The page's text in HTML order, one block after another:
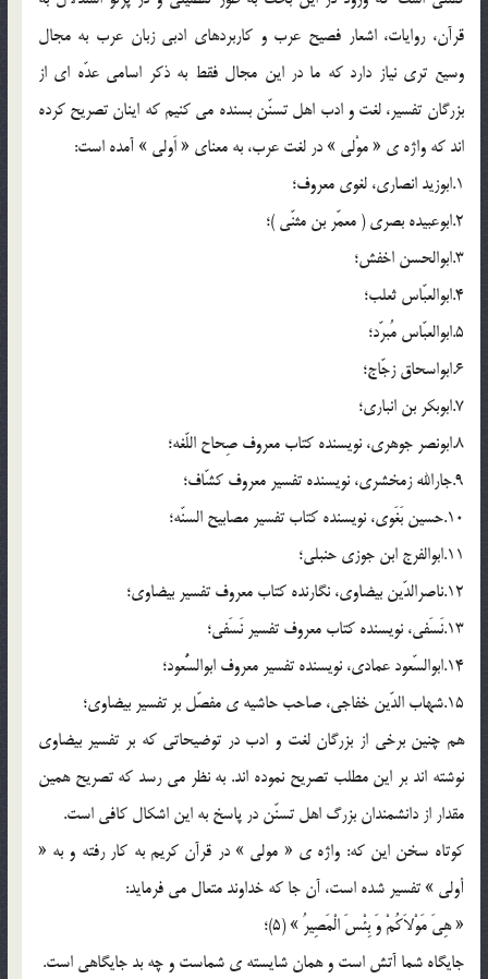
قرآن، روايات، اشعار فصيح عرب و كاربردهاي ادبي زبان عرب به مجال
وسيع تري نياز دارد كه ما در اين مجال فقط به ذكر اسامي عدّه اي از
بزرگان تفسير، لغت و ادب اهل تسنّن بسنده مي كنيم كه اينان تصريح كرده
اند كه واژه ي « موْلي » در لغت عرب، به معناي « اَولي » آمده است:
1.ابوزيد انصاري، لغوي معروف؛
2.ابوعبيده بصري ( معمّر بن مثنّي‌ )؛
3.ابوالحسن اخفش؛
4.ابوالعبّاس ثعلب؛
5.ابوالعبّاس مُبرّد؛
6.ابواسحاق زجّاج؛
7.ابوبكر بن انباري؛
8.ابونصر جوهري، نويسنده كتاب معروف صِحاح اللّغه؛
9.جارالله زمخشري، نويسنده تفسير معروف كشّاف؛
10.حسين بَغَوي، نويسنده كتاب تفسير مصابيح السنّه؛
11.ابوالفرج ابن جوزي حنبلي؛
12.ناصرالدّين بيضاوي، نگارنده كتاب معروف تفسير بيضاوي؛
13.نَسَفي، نويسنده كتاب معروف تفسير نَسَفي؛
14.ابوالسّعود عمادي، نويسنده تفسير معروف ابوالسُّعود؛
15.شهاب الدّين خفاجي، صاحب حاشيه ي مفصّل بر تفسير بيضاوي؛
هم چنين برخي از بزرگان لغت و ادب در توضيحاتي كه بر تفسير بيضاوي
نوشته اند بر اين مطلب تصريح نموده اند. به نظر مي رسد كه تصريح همين
مقدار از دانشمندان بزرگ اهل تسنّن در پاسخ به اين اشكال كافي است.
كوتاه سخن اين كه: واژه ي « مولي » در قرآن كريم به كار رفته و به «
أولي » تفسير شده است، آن جا كه خداوند متعال مي فرمايد:
« هِيَ مَوْلاَکُمْ وَ بِئْسَ الْمَصِيرُ » (5)؛
جايگاه شما آتش است و همان شايسته ي شماست و چه بد جايگاهي است.